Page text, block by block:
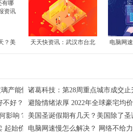
部下
？美
天天快资讯：武汉市台北
电脑网
产能恢复及房地产竣工情况
诸葛科技：第28周重点城市成交
不好？
避险情绪浓厚 2022年全球豪宅均
影响？学考对高考到底有没有影响？
美国圣诞假期有几天？美国除了
起始价约51亿元电脑网速慢怎么解决？ 网络不给